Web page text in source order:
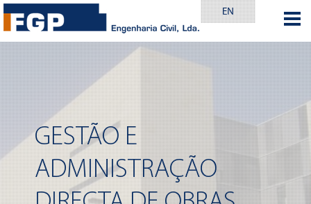
EN
GESTÃO E
ADMINISTRAÇÃO